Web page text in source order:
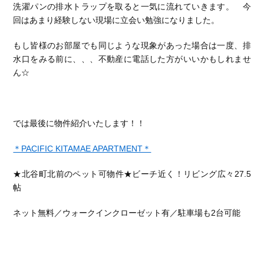
洗濯パンの排水トラップを取ると一気に流れていきます。 今
回はあまり経験しない現場に立会い勉強になりました。
もし皆様のお部屋でも同じような現象があった場合は一度、排
水口をみる前に、、、不動産に電話した方がいいかもしれませ
ん☆
では最後に物件紹介いたします！！
＊PACIFIC KITAMAE APARTMENT＊
★北谷町北前のペット可物件★ビーチ近く！リビング広々27.5
帖
ネット無料／ウォークインクローゼット有／駐車場も2台可能